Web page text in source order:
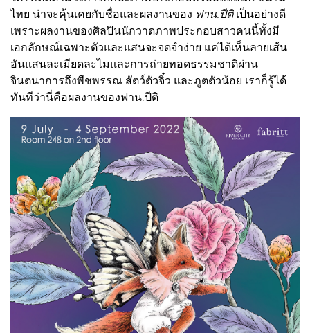
ไทย น่าจะคุ้นเคยกับชื่อและผลงานของ ฟาน.ปีติ เป็นอย่างดี
เพราะผลงานของศิลปินนักวาดภาพประกอบสาวคนนี้ทั้งมี
เอกลักษณ์เฉพาะตัวและแสนจะจดจำง่าย แค่ได้เห็นลายเส้น
อันแสนละเมียดละไมและการถ่ายทอดธรรมชาติผ่าน
จินตนาการถึงพืชพรรณ สัตว์ตัวจิ๋ว และภูตตัวน้อย เราก็รู้ได้
ทันทีว่านี่คือผลงานของฟาน.ปีติ